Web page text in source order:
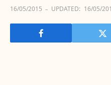
16/05/2015 UPDATED: 16/05/